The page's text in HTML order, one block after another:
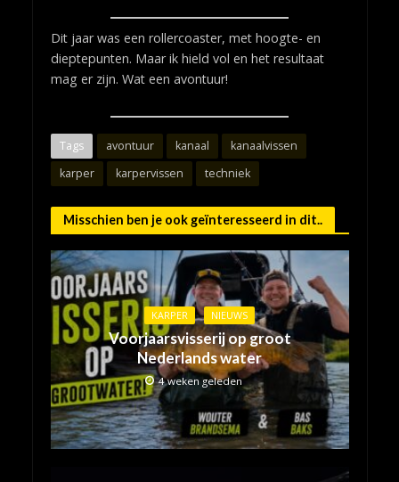
Dit jaar was een rollercoaster, met hoogte- en
dieptepunten. Maar ik hield vol en het resultaat
mag er zijn. Wat een avontuur!
Tags avontuur kanaal
kanaalvissen
karper
karpervissen techniek
Misschien ben je ook geïnteresseerd in dit..
KARPER NIEUWS
Voorjaarsvisserij op groot
Nederlands water
4 weken geleden